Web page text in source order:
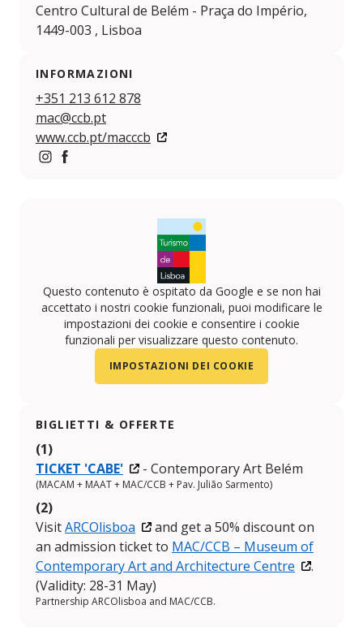
Centro Cultural de Belém - Praça do Império,
1449-003 , Lisboa
INFORMAZIONI
+351 213 612 878
mac@ccb.pt
www.ccb.pt/macccb
Questo contenuto è ospitato da Google e se non hai
accettato i nostri cookie funzionali, puoi modificare le
impostazioni dei cookie e consentire i cookie
funzionali per visualizzare questo contenuto.
IMPOSTAZIONI DEI COOKIE
BIGLIETTI & OFFERTE
(1)
TICKET 'CABE'
- Contemporary Art Belém
(MACAM + MAAT + MAC/CCB + Pav. Julião Sarmento)
(2)
VisitARCOlisboa
and get a 50% discount on
an admission ticket to MAC/CCB – Museum of
Contemporary Art and Architecture Centre
.
(Validity: 28-31 May)
Partnership ARCOlisboa and MAC/CCB.